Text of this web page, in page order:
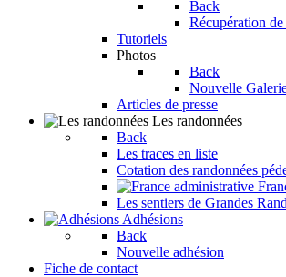
Back
Récupération
Tutoriels
Photos
Back
Nouvelle
Articles de presse
Les randonnées
Back
Les traces en liste
Cotation des randonnées
Les sentiers de Grandes
Adhésions
Back
Nouvelle adhésion
Fiche de contact